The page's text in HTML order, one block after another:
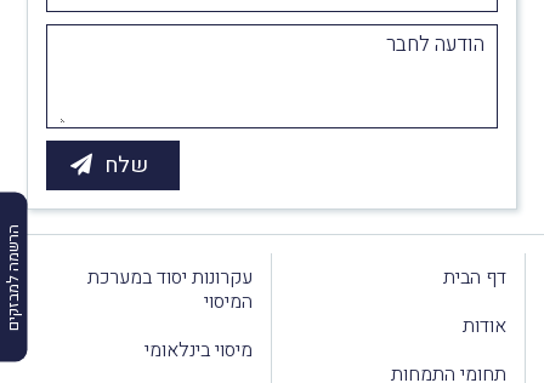
הרשמה למבזקים
הודעה לחבר
דף הבית
אודות
תחומי התמחות
עקרונות יסוד במערכת
המיסוי
מיסוי בינלאומי